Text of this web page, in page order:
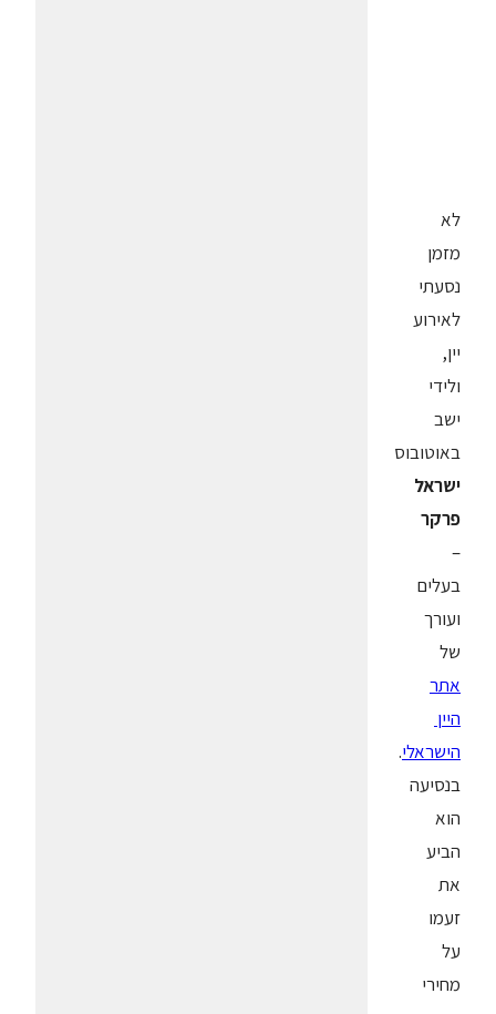
לא
מזמן
נסעתי
לאירוע
יין,
ולידי
ישב
באוטובוס
ישראל
פרקר
–
בעלים
ועורך
של
אתר
היין
הישראלי.
בנסיעה
הוא
הביע
את
זעמו
על
מחירי